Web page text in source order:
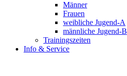
Männer
Frauen
weibliche Jugend-A
männliche Jugend-B
Trainingszeiten
Info & Service